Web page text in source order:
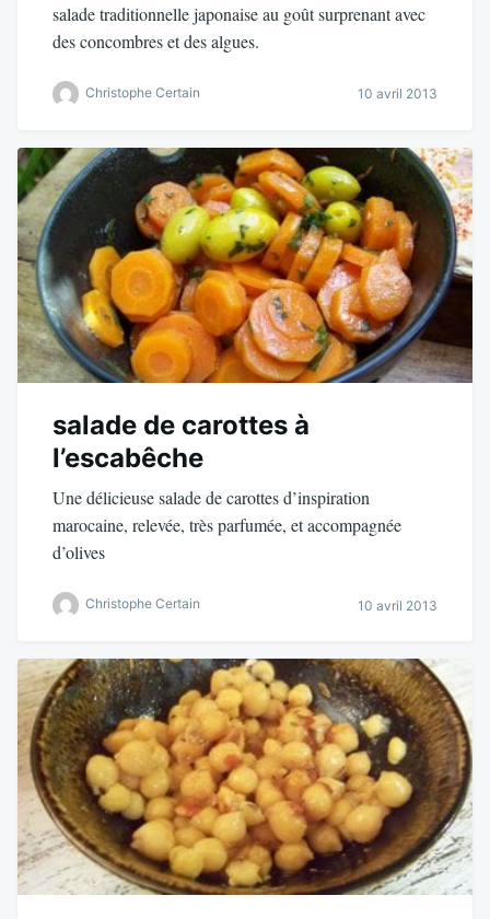
salade traditionnelle japonaise au goût surprenant avec
des concombres et des algues.
Christophe Certain 10 avril 2013
salade de carottes à
l’escabêche
Une délicieuse salade de carottes d’inspiration
marocaine, relevée, très parfumée, et accompagnée
d’olives
Christophe Certain 10 avril 2013